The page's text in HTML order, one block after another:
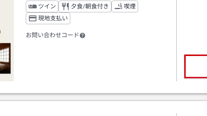
ツイン 夕食/朝食付き
喫煙
現地支払い
お問い合わせコード